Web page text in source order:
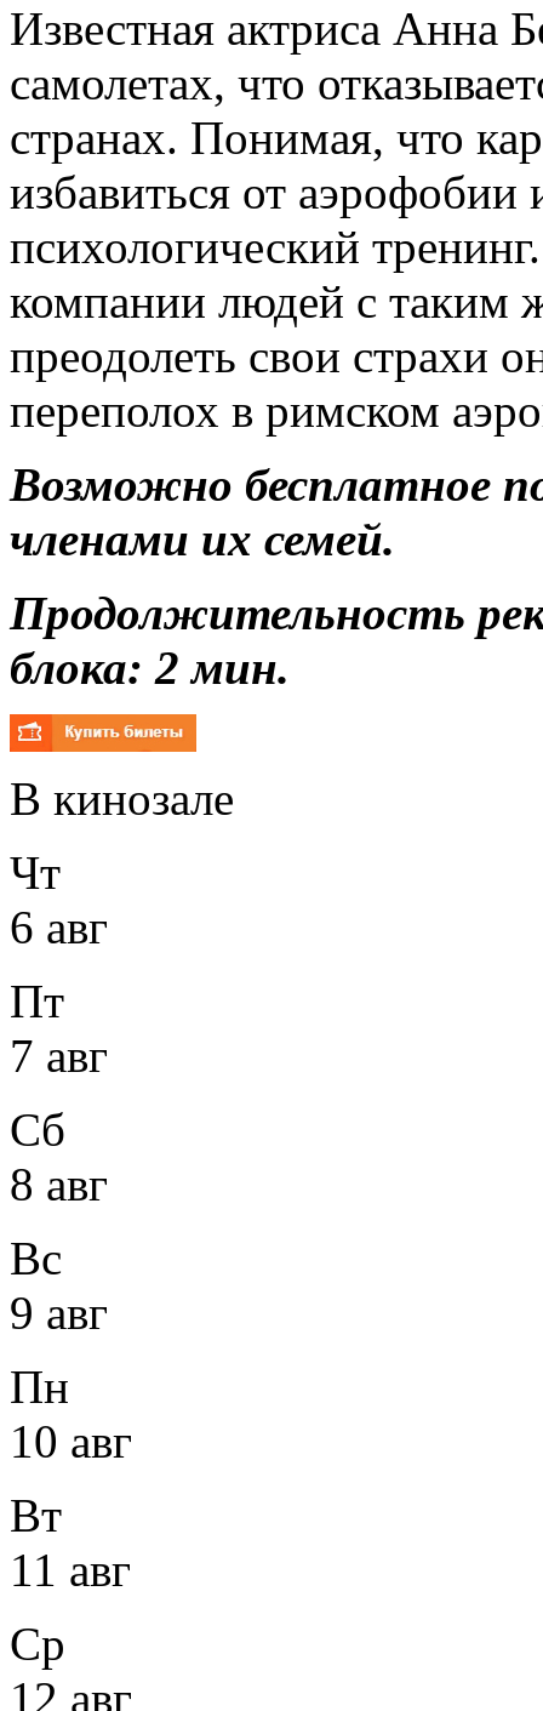
Известная актриса Анна
самолетах, что
странах. Понимая, что
избавиться от аэрофобии
психологический
компании людей с таким
преодолеть свои страхи
переполох в римском
Возможно бесплатное
членами их семей.
Продолжительность
блока: 2 мин.
В кинозале
Чт
6 авг
Пт
7 авг
Сб
8 авг
Вс
9 авг
Пн
10 авг
Вт
11 авг
Ср
12 авг